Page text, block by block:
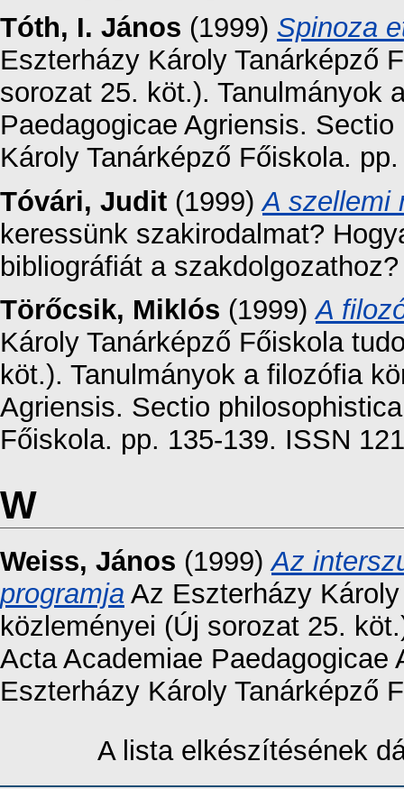
Tóth, I. János (1999) Spinoza
Eszterházy Károly Tanárképző
sorozat 25. köt.). Tanulmányok
Paedagogicae Agriensis.
Károly Tanárképző Főiskola.
Tóvári, Judit (1999)A szellemi
keressünk szakirodalmat?
bibliográfiát a
Törőcsik, Miklós (1999)A
Károly Tanárképző Főiskola
köt.). Tanulmányok a filozófia
Agriensis. Sectio
Főiskola. pp. 135-139. ISSN
W
Weiss, János (1999)Az
programja Az Eszterházy
közleményei (Új sorozat 25.
Acta Academiae
Eszterházy Károly Tanárképző
A lista elkészítésének